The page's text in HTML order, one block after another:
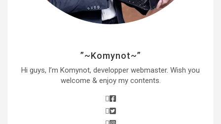
”~Komynot~”
Hi guys, I’m Komynot, developper webmaster. Wish you
welcome & enjoy my contents.